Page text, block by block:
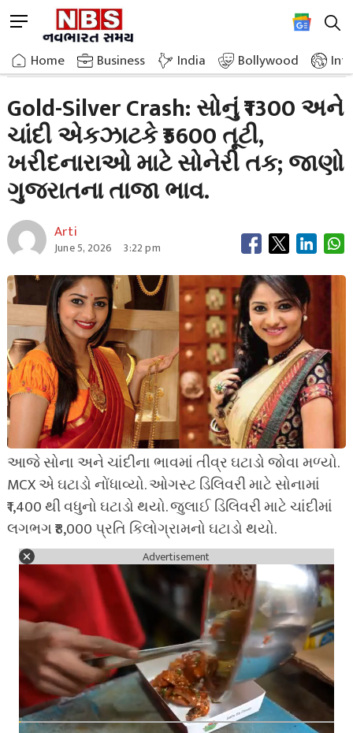
to
content
M
n
u
u
t
t
o
Home Business India Bollywood
Home»Breaking News»Gold Silver Crash Gold Suddenly Fell
Gold-Silver Crash: સોનું ₹1300 અને
ચાંદી એકઝાટકે ₹5600 તૂટી,
ખરીદનારાઓ માટે સોનેરી તક; જાણો
ગુજરાતના તાજા ભાવ.
Arti
June 5, 2026 3:22 pm
આજે સોના અને ચાંદીના ભાવમાં તીવ્ર ઘટાડો જોવા મળ્યો.
MCX એ ઘટાડો નોંધાવ્યો. ઓગસ્ટ ડિલિવરી માટે સોનામાં
₹1,400 થી વધુનો ઘટાડો થયો. જુલાઈ ડિલિવરી માટે ચાંદીમાં
લગભગ ₹8,000 પ્રતિ કિલોગ્રામનો ઘટાડો થયો.
Advertisement